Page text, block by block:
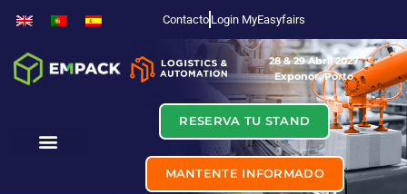
Contacto Login MyEasyfairs
28 & 29 Abril 2027
Exponor, Porto
RESERVA TU STAND
MANTENTE INFORMADO